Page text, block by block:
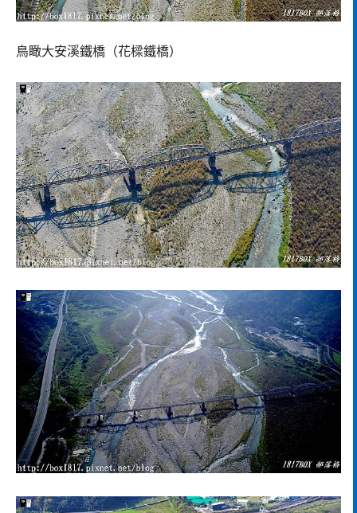
鳥瞰大安溪鐵橋（花樑鐵橋）